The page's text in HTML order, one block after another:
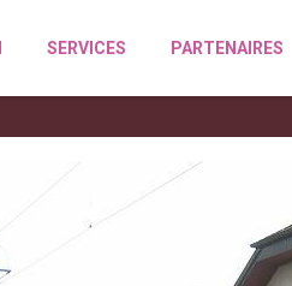
SERVICES PARTENAIRES